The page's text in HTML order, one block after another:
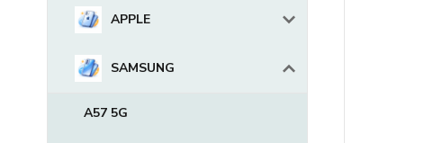
APPLE
SAMSUNG
A57 5G